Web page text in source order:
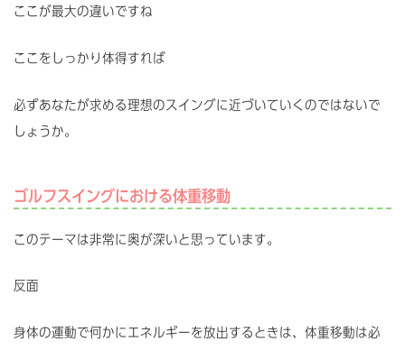
ここが最大の違いですね
ここをしっかり体得すれば
必ずあなたが求める理想のスイングに近づいていくのではないで
しょうか。
ゴルフスイングにおける体重移動
このテーマは非常に奥が深いと思っています。
反面
身体の運動で何かにエネルギーを放出するときは、体重移動は必